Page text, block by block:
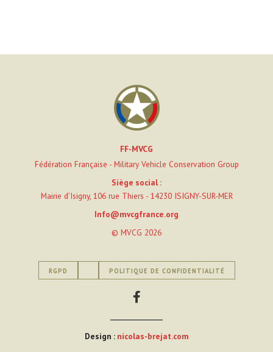
FF-MVCG
Fédération Française - Military Vehicle Conservation Group
Siège social :
Mairie d’Isigny, 106 rue Thiers - 14230 ISIGNY-SUR-MER
Info@mvcgfrance.org
© MVCG 2026
RGPD POLITIQUE DE CONFIDENTIALITÉ
Design : nicolas-brejat.com